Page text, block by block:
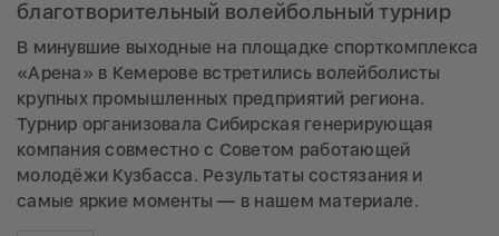
благотворительный волейбольный турнир
В минувшие выходные на площадке спорткомплекса
«Арена» в Кемерове встретились волейболисты
крупных промышленных предприятий региона.
Турнир организовала Сибирская генерирующая
компания совместно с Советом работающей
молодёжи Кузбасса. Результаты состязания и
самые яркие моменты — в нашем материале.